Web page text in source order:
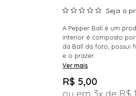
Seja o
A Pepper Ball é um
interior é composto
da Ball da foto, possui
e o prazer.
Ver mais
R$ 5,00
3x
R$